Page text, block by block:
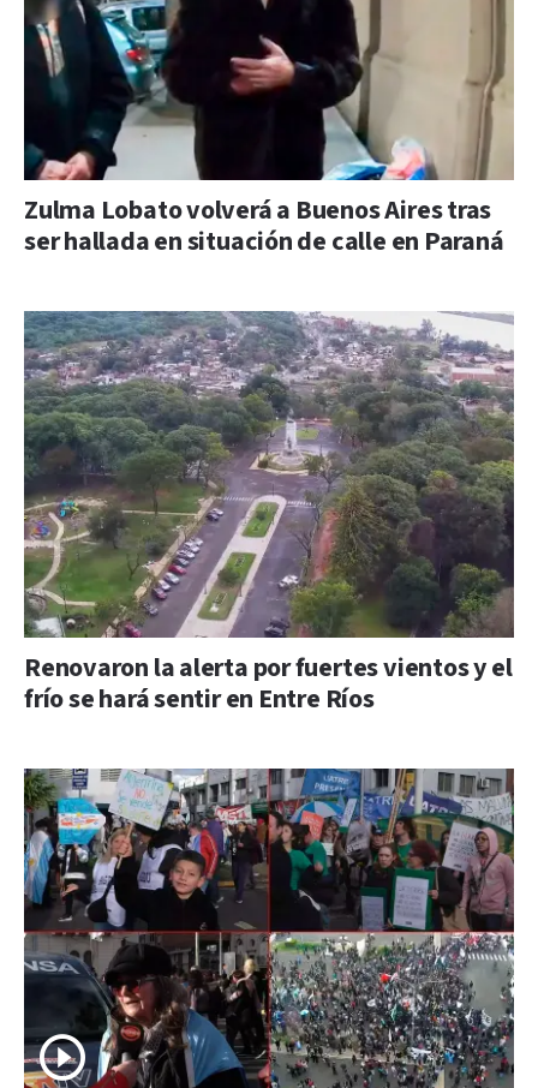
Zulma Lobato volverá a Buenos Aires tras
ser hallada en situación de calle en Paraná
Renovaron la alerta por fuertes vientos y el
frío se hará sentir en Entre Ríos